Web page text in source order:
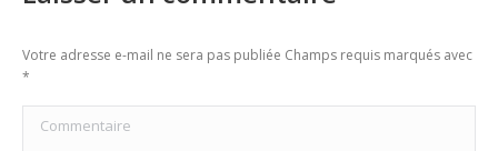
Votre adresse e-mail ne sera pas publiée Champs requis marqués avec
*
Commentaire